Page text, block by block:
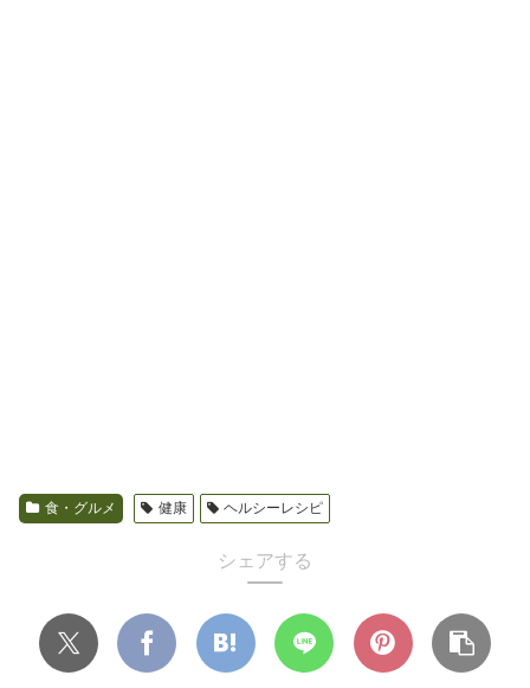
食・グルメ 健康 ヘルシーレシピ
シェアする